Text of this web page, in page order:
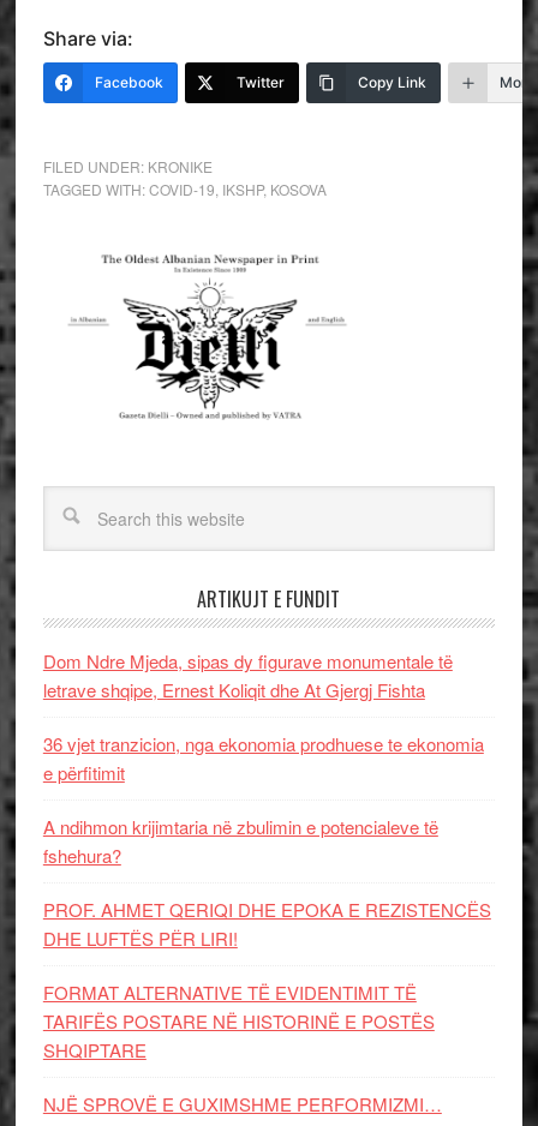
Share via:
Facebook Twitter Copy Link More
FILED UNDER: KRONIKE
TAGGED WITH:COVID-19 IKSHP, KOSOVA
ARTIKUJT E FUNDIT
Dom Ndre Mjeda, sipas dy figurave monumentale të
letrave shqipe, Ernest Koliqit dhe At Gjergj Fishta
36 vjet tranzicion, nga ekonomia prodhuese te ekonomia
e përfitimit
A ndihmon krijimtaria në zbulimin e potencialeve të
fshehura?
PROF. AHMET QERIQI DHE EPOKA E REZISTENCЁS
DHE LUFTЁS PЁR LIRI!
FORMAT ALTERNATIVE TË EVIDENTIMIT TË
TARIFËS POSTARE NË HISTORINË E POSTËS
SHQIPTARE
NJË SPROVË E GUXIMSHME PERFORMIZMI…